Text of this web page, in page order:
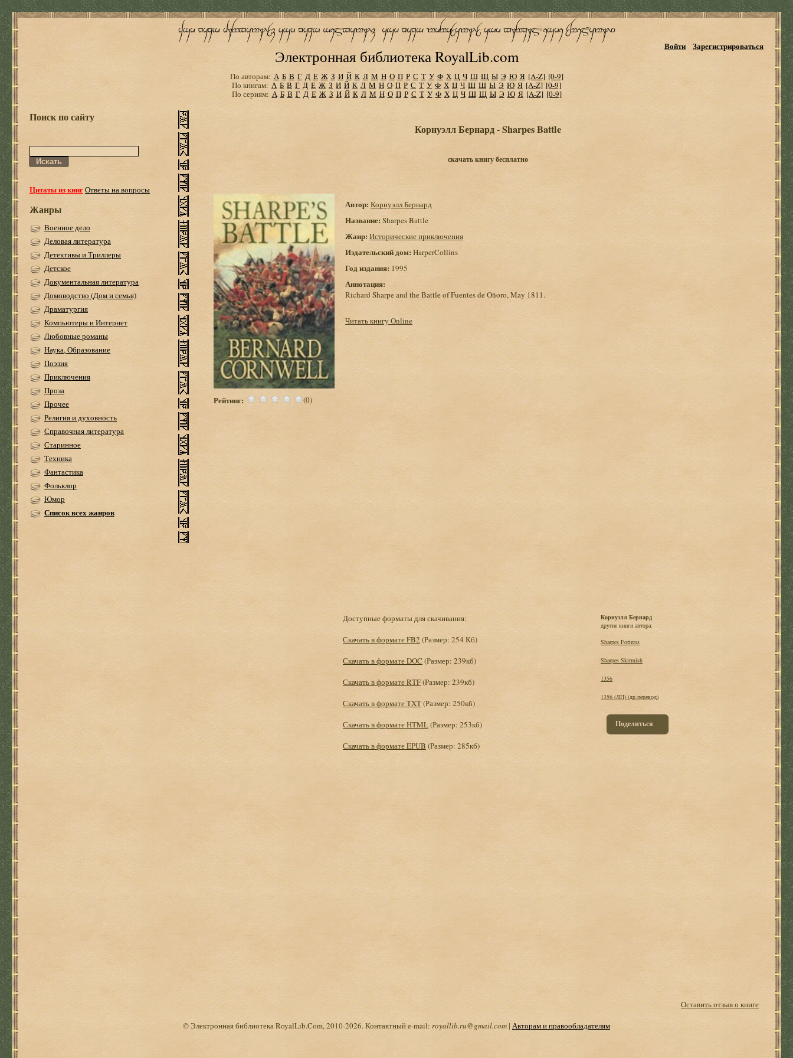
Электронная библиотека RoyalLib.com
Войти Зарегистрироваться
По авторам: А Б В Г Д Е Ж З И Й К Л М Н О П Р С Т У Ф Х Ц Ч Ш Щ Ы Э Ю Я [A-Z] [0-9]
По книгам: А Б В Г Д Е Ж З И Й К Л М Н О П Р С Т У Ф Х Ц Ч Ш Щ Ы Э Ю Я [A-Z] [0-9]
По сериям: А Б В Г Д Е Ж З И Й К Л М Н О П Р С Т У Ф Х Ц Ч Ш Щ Ы Э Ю Я [A-Z] [0-9]
Поиск по сайту
Цитаты из книгОтветы на вопросы
Жанры
Военное дело
Деловая литература
Детективы и Триллеры
Детское
Документальная литература
Домоводство (Дом и семья)
Драматургия
Компьютеры и Интернет
Любовные романы
Наука, Образование
Поэзия
Приключения
Проза
Прочее
Религия и духовность
Справочная литература
Старинное
Техника
Фантастика
Фольклор
Юмор
Список всех жанров
Корнуэлл Бернард - Sharpes Battle
скачать книгу бесплатно
Рейтинг: (0)
Автор: Корнуэлл Бернард
Название: Sharpes Battle
Жанр: Исторические приключения
Издательский дом: HarperCollins
Год издания: 1995
Аннотация:
Richard Sharpe and the Battle of Fuentes de Oñoro, May 1811.
Читать книгу Online
Доступные форматы для скачивания:
Скачать в формате FB2 (Размер: 254 Кб)
Скачать в формате DOC (Размер: 239кб)
Скачать в формате RTF(Размер: 239кб)
Скачать в формате TXT(Размер: 250кб)
Скачать в формате HTML(Размер: 253кб)
Скачать в формате EPUB (Размер: 285кб)
Корнуэлл Бернард
другие книги автора:
Sharpes Fortress
Sharpes Skirmish
1356
1356 (ЛП) (др.перевод)
Поделиться
Оставить отзыв о книге
© Электронная библиотека RoyalLib.Com, 2010-2026. Контактный e-mail: royallib.ru@gmail.com | Авторам и правообладателям